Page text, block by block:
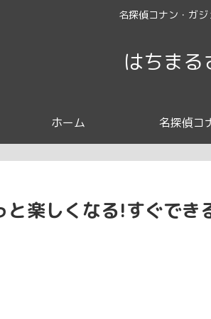
名探偵コナン・ガ
はちまる
ホーム 名探偵コ
と楽しくなる!すぐでき